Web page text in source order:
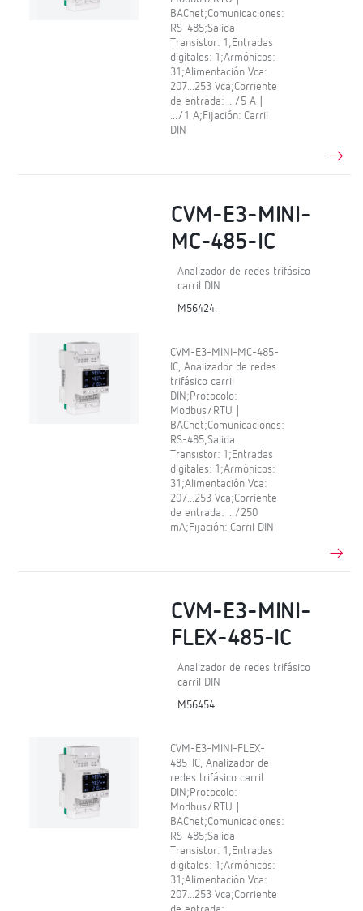
BACnet;Comunicaciones:
RS-485;Salida
Transistor: 1;Entradas
digitales: 1;Armónicos:
31;Alimentación Vca:
207...253 Vca;Corriente
de entrada: .../5 A |
.../1 A;Fijación: Carril
DIN
CVM-E3-MINI-
MC-485-IC
Analizador de redes trifásico
carril DIN
M56424.
CVM-E3-MINI-MC-485-
IC, Analizador de redes
trifásico carril
DIN;Protocolo:
Modbus/RTU |
BACnet;Comunicaciones:
RS-485;Salida
Transistor: 1;Entradas
digitales: 1;Armónicos:
31;Alimentación Vca:
207...253 Vca;Corriente
de entrada: .../250
mA;Fijación: Carril DIN
CVM-E3-MINI-
FLEX-485-IC
Analizador de redes trifásico
carril DIN
M56454.
CVM-E3-MINI-FLEX-
485-IC, Analizador de
redes trifásico carril
DIN;Protocolo:
Modbus/RTU |
BACnet;Comunicaciones:
RS-485;Salida
Transistor: 1;Entradas
digitales: 1;Armónicos:
31;Alimentación Vca:
207...253 Vca;Corriente